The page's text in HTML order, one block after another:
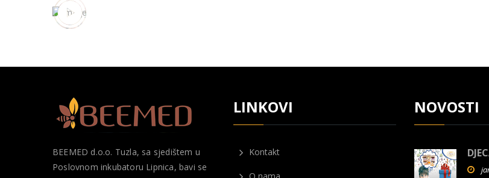
BEEMED d.o.o. Tuzla, sa sjedištem u
Poslovnom inkubatoru Lipnica, bavi se
LINKOVI
Kontakt
NOVOSTI